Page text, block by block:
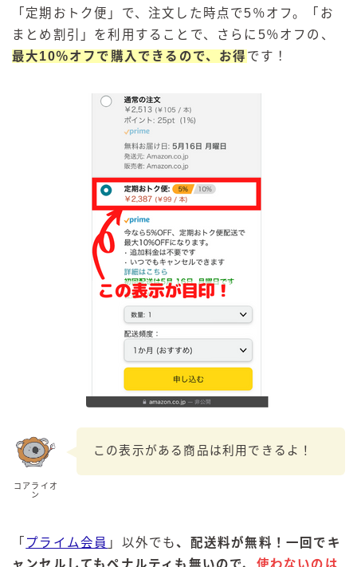
「定期おトク便」で、注文した時点で5％オフ。「お
まとめ割引」を利用することで、さらに5％オフの、
最大10％オフで購入できるので、お得 です！
コアライオ
ン
この表示がある商品は利用できるよ！
「 プライム会員 」以外でも、配送料が無料！一回でキ